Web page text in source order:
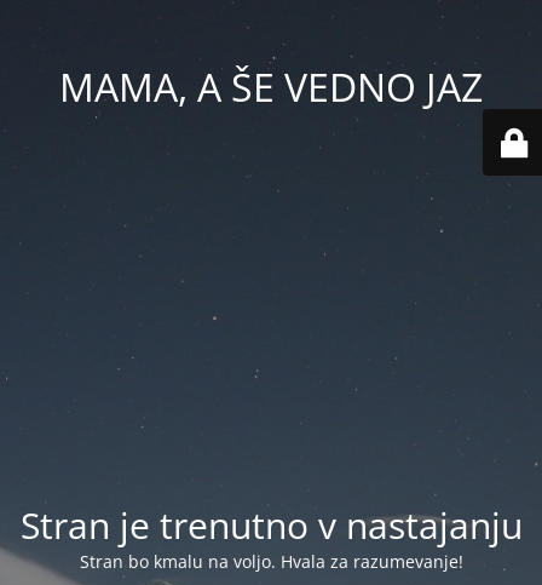
MAMA, A ŠE VEDNO JAZ
Stran je trenutno v nastajanju
Stran bo kmalu na voljo. Hvala za razumevanje!